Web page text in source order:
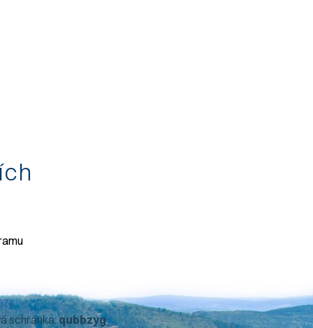
schránka:qubbzyg